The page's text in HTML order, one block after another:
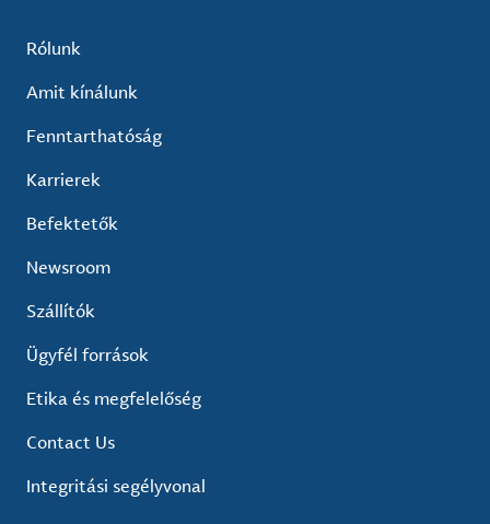
Rólunk
Amit kínálunk
Fenntarthatóság
Karrierek
Befektetők
Newsroom
Szállítók
Ügyfél források
Etika és megfelelőség
Contact Us
Integritási segélyvonal